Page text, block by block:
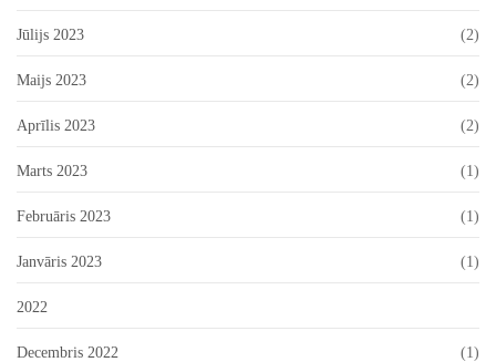
Jūlijs 2023 (2)
Maijs 2023 (2)
Aprīlis 2023 (2)
Marts 2023 (1)
Februāris 2023 (1)
Janvāris 2023 (1)
2022
Decembris 2022 (1)